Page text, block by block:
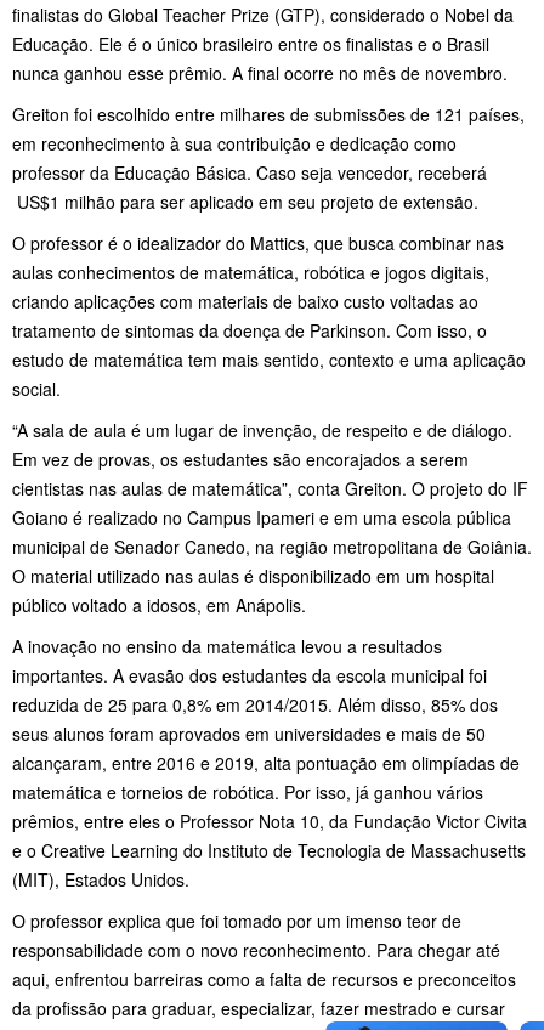
finalistas do Global Teacher Prize (GTP), considerado o Nobel da
Educação. Ele é o único brasileiro entre os finalistas e o Brasil
nunca ganhou esse prêmio. A final ocorre no mês de novembro.
Greiton foi escolhido entre milhares de submissões de 121 países,
em reconhecimento à sua contribuição e dedicação como
professor da Educação Básica. Caso seja vencedor, receberá
US$1 milhão para ser aplicado em seu projeto de extensão.
O professor é o idealizador do Mattics, que busca combinar nas
aulas conhecimentos de matemática, robótica e jogos digitais,
criando aplicações com materiais de baixo custo voltadas ao
tratamento de sintomas da doença de Parkinson. Com isso, o
estudo de matemática tem mais sentido, contexto e uma aplicação
social.
“A sala de aula é um lugar de invenção, de respeito e de diálogo.
Em vez de provas, os estudantes são encorajados a serem
cientistas nas aulas de matemática”, conta Greiton. O projeto do IF
Goiano é realizado no Campus Ipameri e em uma escola pública
municipal de Senador Canedo, na região metropolitana de Goiânia.
O material utilizado nas aulas é disponibilizado em um hospital
público voltado a idosos, em Anápolis.
A inovação no ensino da matemática levou a resultados
importantes. A evasão dos estudantes da escola municipal foi
reduzida de 25 para 0,8% em 2014/2015. Além disso, 85% dos
seus alunos foram aprovados em universidades e mais de 50
alcançaram, entre 2016 e 2019, alta pontuação em olimpíadas de
matemática e torneios de robótica. Por isso, já ganhou vários
prêmios, entre eles o Professor Nota 10, da Fundação Victor Civita
e o Creative Learning do Instituto de Tecnologia de Massachusetts
(MIT), Estados Unidos.
O professor explica que foi tomado por um imenso teor de
responsabilidade com o novo reconhecimento. Para chegar até
aqui, enfrentou barreiras como a falta de recursos e preconceitos
da profissão para graduar, especializar, fazer mestrado e cursar